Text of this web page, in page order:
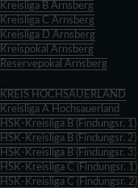
Kreisliga B Arnsberg
Kreisliga C Arnsberg
Kreisliga D Arnsberg
Kreispokal Arnsberg
Reservepokal Arnsberg
KREIS HOCHSAUERLAND
Kreisliga A Hochsauerland
HSK-Kreisliga B (Findungsr. 1)
HSK-Kreisliga B (Findungsr. 2)
HSK-Kreisliga B (Findungsr. 3)
HSK-Kreisliga C (Findungsr. 1)
HSK-Kreisliga C (Findungsr. 2)